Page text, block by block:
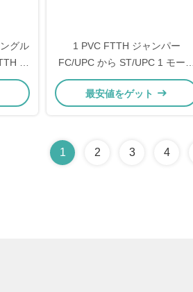
グル
ド
光フ
1 PVC FTTH ジャンパー
FC/UPC から ST/UPC 1 モード
1 コア 装甲型光ファイバーパッ
チコード
最安値をゲット
1 2 3 4